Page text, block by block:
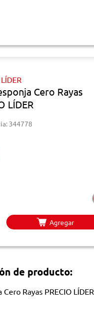
Cero Rayas
LÍDER
344778
Agregar
de producto:
Rayas PRECIO LÍDER